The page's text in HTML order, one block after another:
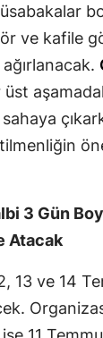
ve kafile
üst
3 Gün
Atacak
13 ve 14